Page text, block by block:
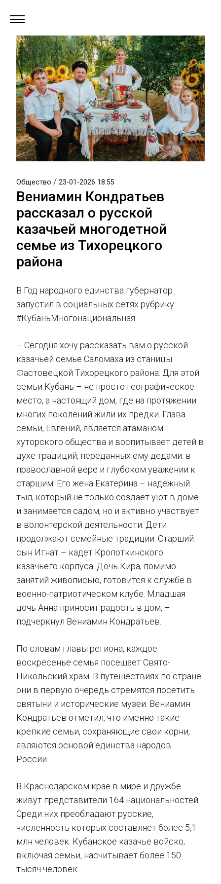
Общество / 23-01-2026 18:55
Вениамин Кондратьев
рассказал о русской
казачьей многодетной
семье из Тихорецкого
района
В Год народного единства губернатор
запустил в социальных сетях рубрику
#КубаньМногонациональная.
– Сегодня хочу рассказать вам о русской
казачьей семье Саломаха из станицы
Фастовецкой Тихорецкого района. Для этой
семьи Кубань – не просто географическое
место, а настоящий дом, где на протяжении
многих поколений жили их предки. Глава
семьи, Евгений, является атаманом
хуторского общества и воспитывает детей в
духе традиций, переданных ему дедами: в
православной вере и глубоком уважении к
старшим. Его жена Екатерина – надежный
тыл, который не только создает уют в доме
и занимается садом, но и активно участвует
в волонтерской деятельности. Дети
продолжают семейные традиции. Старший
сын Игнат – кадет Кропоткинского
казачьего корпуса. Дочь Кира, помимо
занятий живописью, готовится к службе в
военно-патриотическом клубе. Младшая
дочь Анна приносит радость в дом, –
подчеркнул Вениамин Кондратьев.
По словам главы региона, каждое
воскресенье семья посещает Свято-
Никольский храм. В путешествиях по стране
они в первую очередь стремятся посетить
святыни и исторические музеи. Вениамин
Кондратьев отметил, что именно такие
крепкие семьи, сохраняющие свои корни,
являются основой единства народов
России.
В Краснодарском крае в мире и дружбе
живут представители 164 национальностей.
Среди них преобладают русские,
численность которых составляет более 5,1
млн человек. Кубанское казачье войско,
включая семьи, насчитывает более 150
тысяч человек.